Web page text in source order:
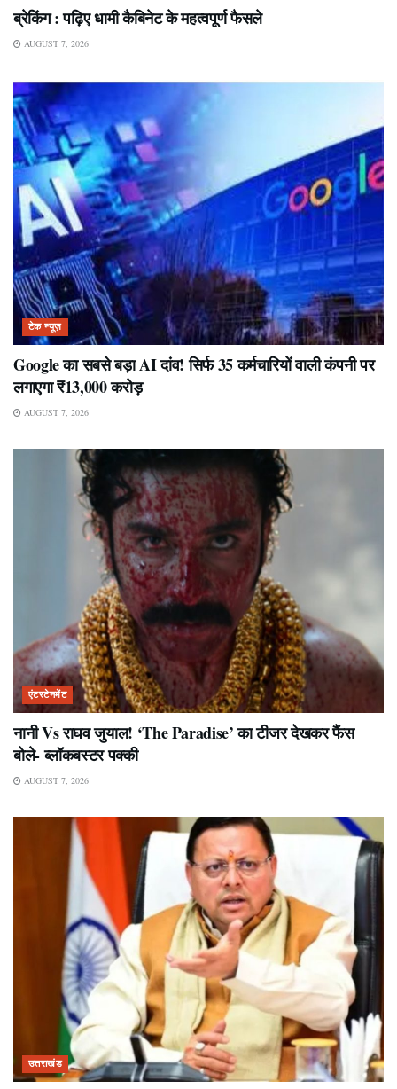
ब्रेकिंग : पढ़िए धामी कैबिनेट के महत्वपूर्ण फैसले
AUGUST 7, 2026
टेक न्यूज़
Google का सबसे बड़ा AI दांव! सिर्फ 35 कर्मचारियों वाली कंपनी पर
लगाएगा ₹13,000 करोड़
AUGUST 7, 2026
एंटरटेनमेंट
नानी Vs राघव जुयाल! ‘The Paradise’ का टीजर देखकर फैंस
बोले- ब्लॉकबस्टर पक्की
AUGUST 7, 2026
उत्तराखंड